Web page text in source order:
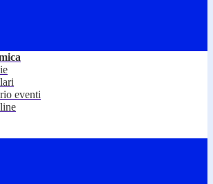
eventi